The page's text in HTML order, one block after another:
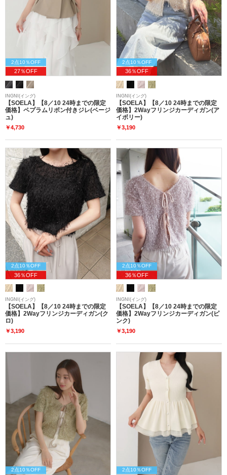
2点10％OFF
27％OFF
INGNI(イング)
【SOELA】【8／10 24時までの限定
価格】ペプラムリボン付きジレ(ベージ
ュ)
￥4,730
2点10％OFF
36％OFF
INGNI(イング)
【SOELA】【8／10 24時までの限定
価格】2Wayフリンジカーディガン(ア
イボリー)
￥3,190
2点10％OFF
36％OFF
INGNI(イング)
【SOELA】【8／10 24時までの限定
価格】2Wayフリンジカーディガン(ク
ロ)
￥3,190
2点10％OFF
36％OFF
INGNI(イング)
【SOELA】【8／10 24時までの限定
価格】2Wayフリンジカーディガン(ピ
ンク)
￥3,190
2点10％OFF 2点10％OFF